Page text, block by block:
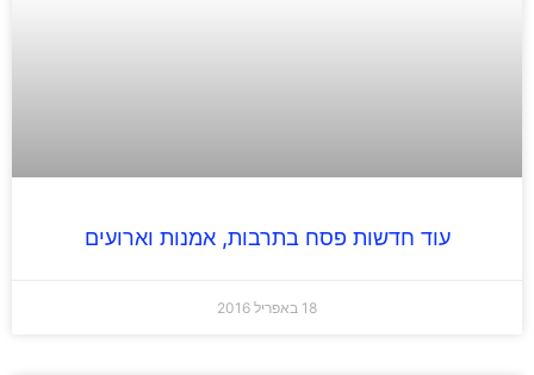
עוד חדשות פסח בתרבות, אמנות וארועים